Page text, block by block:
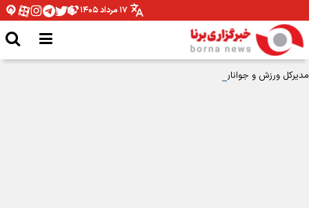
۱۷ مرداد ۱۴۰۵
مدیرکل ورزش و جوانان همدان: نیازمند تخصیص بودجه برای اتمام پروژه ها هستیم